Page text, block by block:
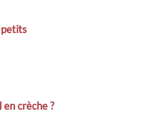
petits
crèche ?